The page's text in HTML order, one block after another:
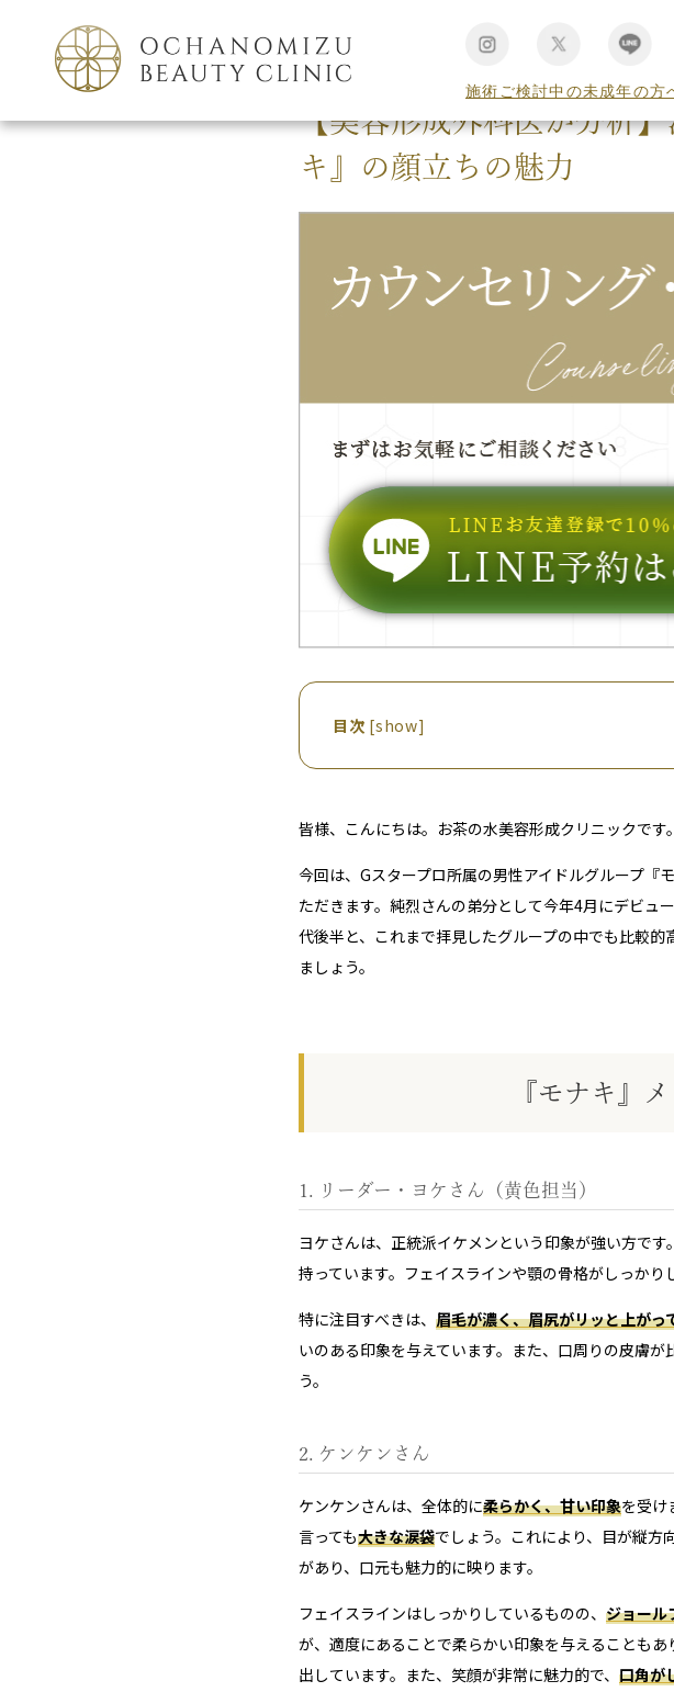
施術ご検討中の未成年の方
TOP 美容コラム
【美容形成外科医が分析
キ』の顔立ちの魅力
目次 [show]
皆様、こんにちは。お茶の水美容形成クリニックです。
今回は、Gスタープロ所属の男性アイドルグループ
ただきます。純烈さんの弟分として今年4月にデビュ
代後半と、これまで拝見したグループの中でも比較
ましょう。
『モナキ』
1. リーダー・ヨケさん（黄色担当）
ヨケさんは、正統派イケメンという印象が強い方です
持っています。フェイスラインや顎の骨格がしっかり
特に注目すべきは、 眉毛が濃く、眉尻がリッと上がっ
いのある印象を与えています。また、口周りの皮膚
う。
2. ケンケンさん
ケンケンさんは、全体的に柔らかく、甘い印象を受け
言っても大きな涙袋でしょう。これにより、目が縦方
があり、口元も魅力的に映ります。
フェイスラインはしっかりしているものの、 ジョール
が、適度にあることで柔らかい印象を与えることも
出しています。また、笑顔が非常に魅力的で、 口角が